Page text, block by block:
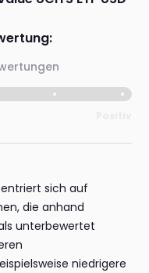
sich auf
die anhand
unterbewertet
niedrigere